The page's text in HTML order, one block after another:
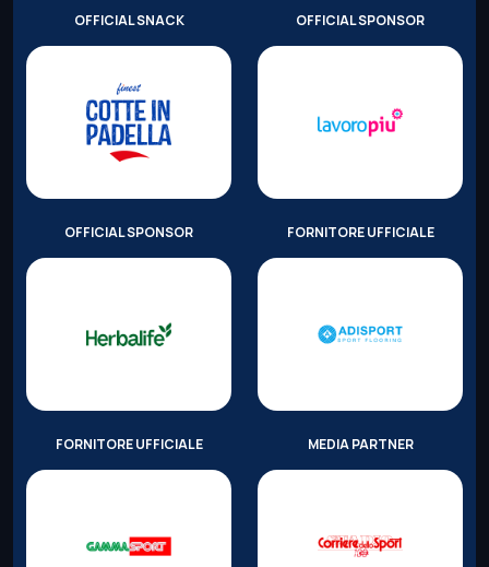
OFFICIAL SNACK OFFICIAL SPONSOR
OFFICIAL SPONSOR FORNITORE UFFICIALE
FORNITORE UFFICIALE MEDIA PARTNER